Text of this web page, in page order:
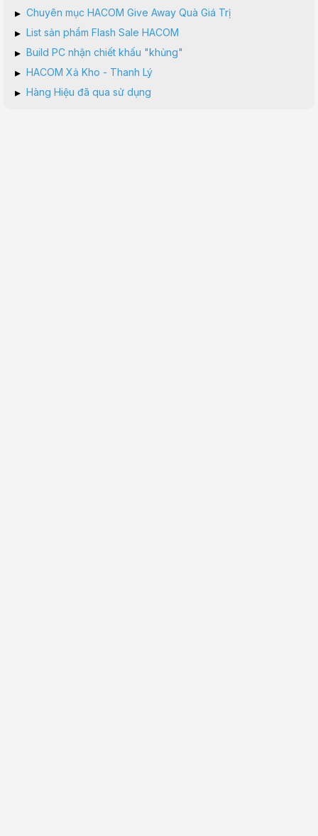
▸ Chuyên mục HACOM Give Away Quà Giá Trị
▸ List sản phẩm Flash Sale HACOM
▸ Build PC nhận chiết khấu "khủng"
▸ HACOM Xả Kho - Thanh Lý
▸ Hàng Hiệu đã qua sử dụng